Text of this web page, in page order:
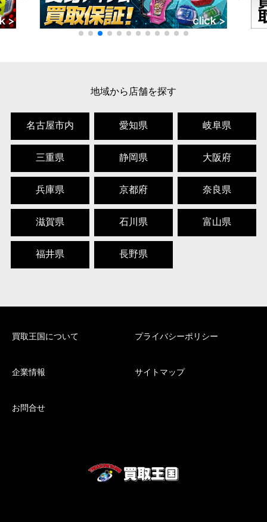
地域から店舗を探す
名古屋市内 愛知県 岐阜県
三重県 静岡県 大阪府
兵庫県 京都府 奈良県
滋賀県 石川県 富山県
福井県 長野県
買取王国について プライバシーポリシー
企業情報 サイトマップ
お問合せ